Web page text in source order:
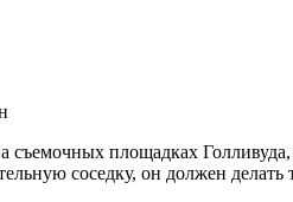
площадках
соседку, он должен